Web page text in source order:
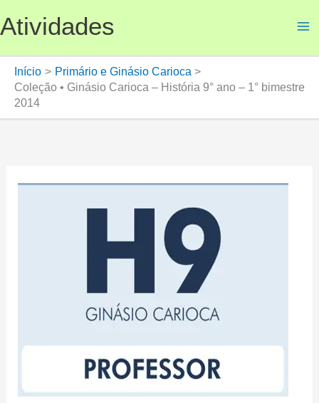
para
conteúdo
Atividades
Início
Primário e Ginásio Carioca
Coleção • Ginásio Carioca – História 9° ano – 1° bimestre
2014